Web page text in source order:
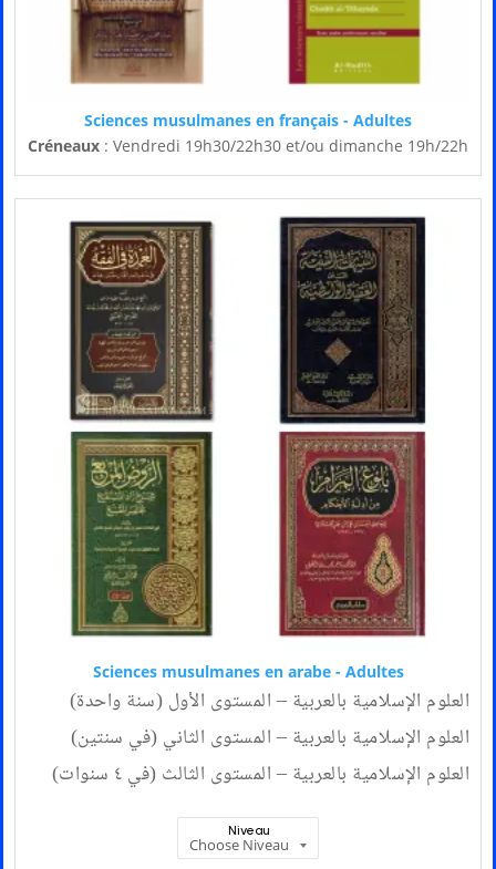
Sciences musulmanes en français - Adultes
Créneaux : Vendredi 19h30/22h30 et/ou dimanche 19h/22h
Sciences musulmanes en arabe - Adultes
العلوم الإسلامیة بالعربیة – المستوى الأول (سنة واحدة)
العلوم الإسلامیة بالعربیة – المستوى الثاني (في سنتین)
العلوم الإسلامیة بالعربیة – المستوى الثالث (في ٤ سنوات)
Niveau